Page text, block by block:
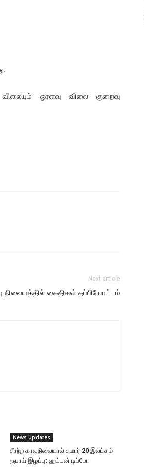
ஒரளவு விலை குறைவு
Next article
நிலையத்தில் கைதிகள் தப்பியோட்டம்
News Updates
சீரற்ற காலநிலையால் சுமார் 20 இலட்சம்
ரூபாய் இழப்பு; ஹட்டன் டிப்போ